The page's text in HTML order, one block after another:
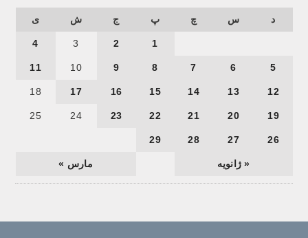
د س چ پ ج ش ی
« ژانویه مارس »
1
2
3
4
5
6
7
8
9
10
11
12
13
14
15
16
17
18
19
20
21
22
23
24
25
26
27
28
29